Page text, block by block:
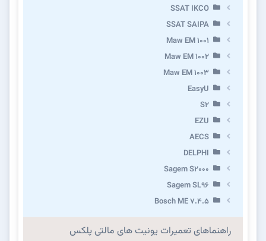
SSAT IKCO
SSAT SAIPA
Maw EM 1001
Maw EM 1002
Maw EM 1003
EasyU
S2
EZU
AECS
DELPHI
Sagem S2000
Sagem SL96
Bosch ME 7.4.5
راهنماهای تعمیرات یونیت های مالتی پلکس